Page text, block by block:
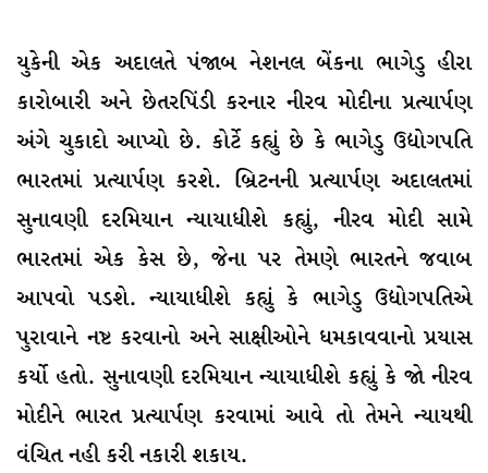
યુકેની એક અદાલતે પંજાબ નેશનલ બેંકના ભાગેડુ હીરા
કારોબારી અને છેતરપિંડી કરનાર નીરવ મોદીના પ્રત્યાર્પણ
અંગે ચુકાદો આપ્યો છે. કોર્ટે કહ્યું છે કે ભાગેડુ ઉદ્યોગપતિ
ભારતમાં પ્રત્યાર્પણ કરશે. બ્રિટનની પ્રત્યાર્પણ અદાલતમાં
સુનાવણી દરમિયાન ન્યાયાધીશે કહ્યું, નીરવ મોદી સામે
ભારતમાં એક કેસ છે, જેના પર તેમણે ભારતને જવાબ
આપવો પડશે. ન્યાયાધીશે કહ્યું કે ભાગેડુ ઉદ્યોગપતિએ
પુરાવાને નષ્ટ કરવાનો અને સાક્ષીઓને ધમકાવવાનો પ્રયાસ
કર્યો હતો. સુનાવણી દરમિયાન ન્યાયાધીશે કહ્યું કે જો નીરવ
મોદીને ભારત પ્રત્યાર્પણ કરવામાં આવે તો તેમને ન્યાયથી
વંચિત નહી કરી નકારી શકાય.